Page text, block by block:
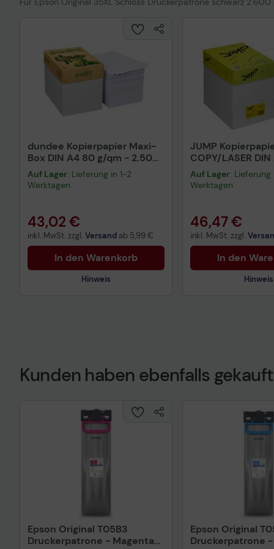
dundee Kopierpapier Maxi-
Box DIN A4 80 g/qm - 2.500
Blatt
Auf Lager: Lieferung in 1-2
Werktagen
43,02 €
inkl. MwSt. zzgl. Versand ab 5,99 €
In den Warenkorb
Hinweis
JUMP
COPY/LASER
Auf Lager: Lieferung
Werktagen
46,47 €
inkl. MwSt. zzgl.
In den
Hinweis
Kunden haben ebenfalls gekauft
Epson Original T05B3
Druckerpatrone - Magenta
Epson Original
Druckerpatrone -